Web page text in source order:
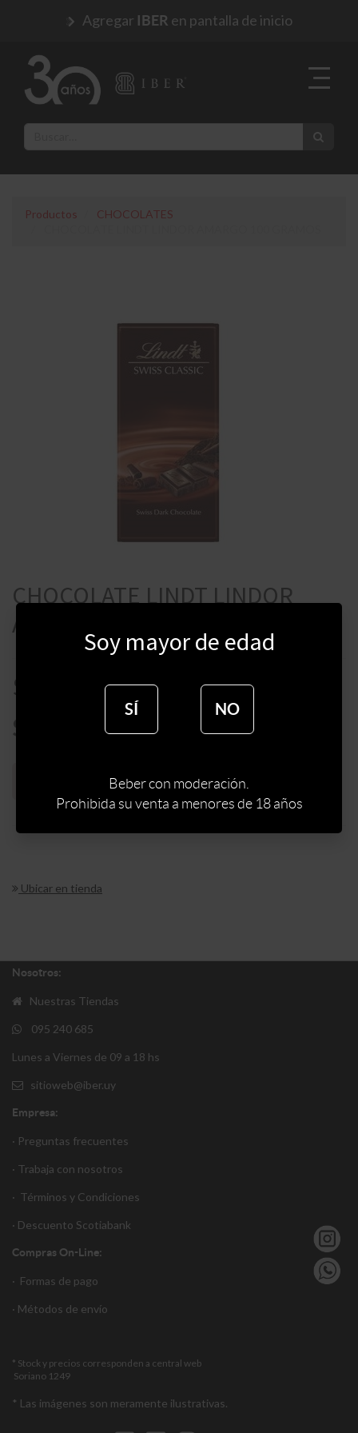
Agregar IBER en pantalla de inicio
Productos
CHOCOLATES
CHOCOLATE LINDT LINDOR
AMARGO 100 GRAMOS
$
$
Sin stock web
Ubicar en tienda
Nosotros:
Nuestras Tiendas
095 240 685
Lunes a Viernes de 09 a 18 hs
sitioweb@iber.uy
Empresa:
· Preguntas frecuentes
· Trabaja con nosotros
· Términos y Condiciones
· Descuento Scotiabank
Compras On-Line:
· Formas de pago
· Métodos de envío
* Stock y precios corresponden a central web
Soriano 1249
* Las imágenes son meramente ilustrativas.
Soy mayor de edad
SÍ NO
Beber con moderación.
Prohibida su venta a menores de 18 años